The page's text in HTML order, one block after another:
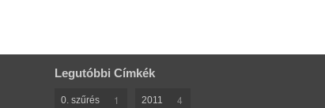
Legutóbbi Címkék
0. szűrés 1 2011 4